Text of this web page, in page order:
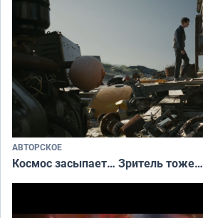
АВТОРСКОЕ
Космос засыпает… Зритель тоже…